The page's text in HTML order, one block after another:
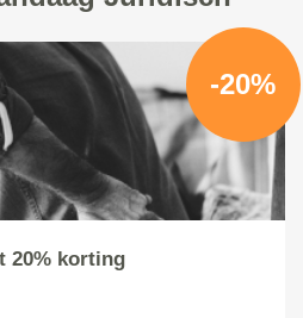
-20%
20% korting